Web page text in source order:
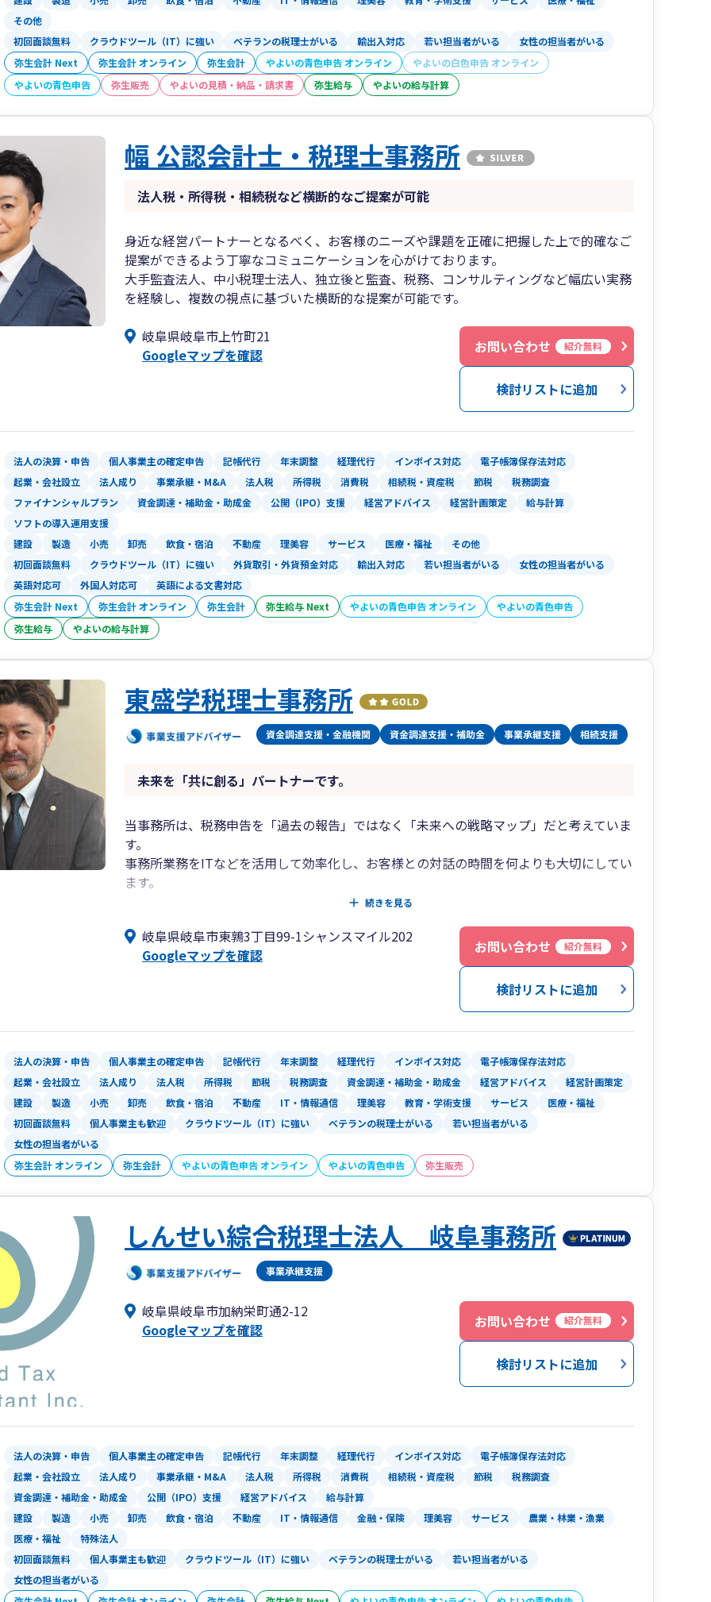
その他
初回面談無料
クラウドツール（IT）に強い ベテランの税理士がいる 輸出入対応 若い担当者がいる
女性の担当者がいる
弥生会計 Next
弥生会計 オンライン 弥生会計 やよいの青色申告 オンライン
やよいの白色申告 オンライン
やよいの青色申告
弥生販売 やよいの見積・納品・請求書 弥生給与 やよいの給与計算
幅 公認会計士・税理士事務所
法人税・所得税・相続税など横断的なご提案が可能
身近な経営パートナーとなるべく、お客様のニーズや課題を正確に把握した上で的確なご
提案ができるよう丁寧なコミュニケーションを心がけております。
大手監査法人、中小税理士法人、独立後と監査、税務、コンサルティングなど幅広い実務
を経験し、複数の視点に基づいた横断的な提案が可能です。
岐阜県岐阜市上竹町21
Googleマップを確認
お問い合わせ 紹介無料
検討リストに追加
法人の決算・申告 個人事業主の確定申告 記帳代行 年末調整 経理代行 インボイス対応
電子帳簿保存法対応
起業・会社設立
法人成り 事業承継・M&A 法人税 所得税 消費税 相続税・資産税 節税
税務調査
ファイナンシャルプラン
資金調達・補助金・助成金 公開（IPO）支援 経営アドバイス 経営計画策定
給与計算
ソフトの導入運用支援
建設
製造 小売 卸売 飲食・宿泊 不動産 理美容 サービス 医療・福祉
その他
初回面談無料
クラウドツール（IT）に強い 外貨取引・外貨預金対応 輸出入対応 若い担当者がいる
女性の担当者がいる
英語対応可
外国人対応可
英語による文書対応
弥生会計 Next
弥生会計 オンライン 弥生会計 弥生給与 Next やよいの青色申告 オンライン
やよいの青色申告
弥生給与
やよいの給与計算
東盛学税理士事務所
未来を「共に創る」パートナーです。
当事務所は、税務申告を「過去の報告」ではなく「未来への戦略マップ」だと考えていま
す。
事務所業務をITなどを活用して効率化し、お客様との対話の時間を何よりも大切にしてい
ます。
決算書から会社の健康状態を読み解き、黒字化への道筋や具体的な目標を「見える化」、
【当事務所の3つの約束】
分かりやすい月次レポートで経営状況を「見える化」。黒字化に向けた具体的な目標設定
②何でも話せる「伴走型」パートナー
税金の話はもちろん、事業の悩みからプライベートなことまで。何でもざっくばらんに話
せる、温かいコミュニケーションを大切にしています。
③創業期を徹底的にサポート
を強力にバックアップします。「何から始めれば…」という方もご安心ください。
業に専念できる環境作りを、ぜひお手伝いさせてください。
岐阜県岐阜市を拠点に全国対応。
初回面談はWEB面談の他、対面やお電話など柔軟に対応させていただきます。
続きを見る
岐阜県岐阜市東鶉3丁目99-1シャンスマイル202
Googleマップを確認
お問い合わせ 紹介無料
検討リストに追加
法人の決算・申告 個人事業主の確定申告 記帳代行 年末調整 経理代行 インボイス対応
電子帳簿保存法対応
起業・会社設立
法人成り 法人税 所得税 節税 税務調査 資金調達・補助金・助成金 経営アドバイス
経営計画策定
建設
製造 小売 卸売 飲食・宿泊 不動産 IT・情報通信 理美容 教育・学術支援 サービス
医療・福祉
初回面談無料
個人事業主も歓迎 クラウドツール（IT）に強い ベテランの税理士がいる
若い担当者がいる
女性の担当者がいる
弥生会計 オンライン
弥生会計 やよいの青色申告 オンライン やよいの青色申告 弥生販売
しんせい綜合税理士法人 岐阜事務所
岐阜県岐阜市加納栄町通2-12
Googleマップを確認
お問い合わせ 紹介無料
検討リストに追加
法人の決算・申告 個人事業主の確定申告 記帳代行 年末調整 経理代行 インボイス対応
電子帳簿保存法対応
起業・会社設立
法人成り 事業承継・M&A 法人税 所得税 消費税 相続税・資産税 節税
税務調査
資金調達・補助金・助成金
公開（IPO）支援 経営アドバイス
給与計算
建設
製造 小売 卸売 飲食・宿泊 不動産 IT・情報通信 金融・保険 理美容 サービス
農業・林業・漁業
医療・福祉
特殊法人
初回面談無料
個人事業主も歓迎 クラウドツール（IT）に強い ベテランの税理士がいる
若い担当者がいる
女性の担当者がいる